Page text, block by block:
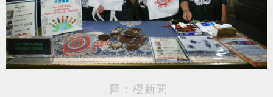
圖：橙新聞